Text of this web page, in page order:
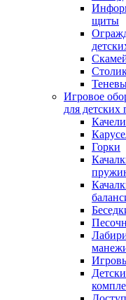
щиты
Игровое
для
Качели
Горки